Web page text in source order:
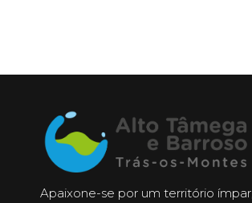
Apaixone-se por um território ímpar,